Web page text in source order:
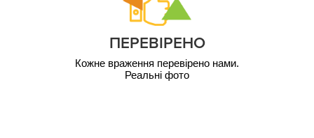
5 000
грн
ПЕРЕВІРЕНО
Кожне враження перевірено нами.
Реальні фото